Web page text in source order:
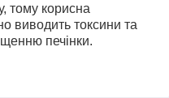
тому корисна
виводить токсини та
печінки.